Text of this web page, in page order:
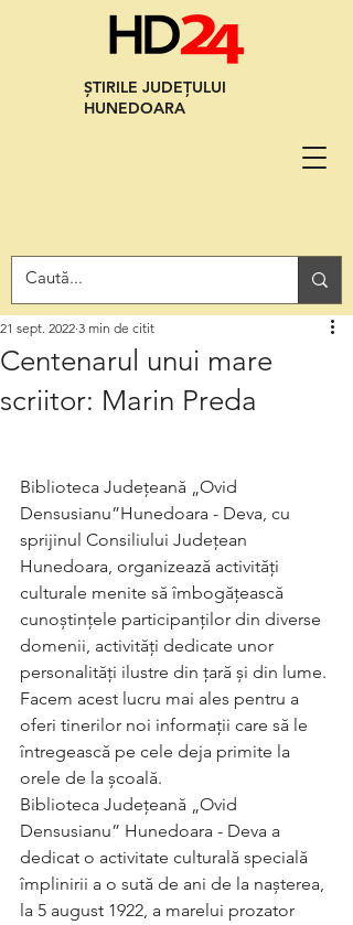
ȘTIRILE JUDEȚULUI
HUNEDOARA
Centenarul unui mare
scriitor: Marin Preda
21 sept. 2022 3 min de citit
Biblioteca Județeană „Ovid
Densusianu”Hunedoara - Deva, cu
sprijinul Consiliului Județean
Hunedoara, organizează activități
culturale menite să îmbogățească
cunoștințele participanților din diverse
domenii, activități dedicate unor
personalități ilustre din țară și din lume.
Facem acest lucru mai ales pentru a
oferi tinerilor noi informații care să le
întregească pe cele deja primite la
orele de la școală.
Biblioteca Județeană „Ovid
Densusianu” Hunedoara - Deva a
dedicat o activitate culturală specială
împlinirii a o sută de ani de la nașterea,
la 5 august 1922, a marelui prozator